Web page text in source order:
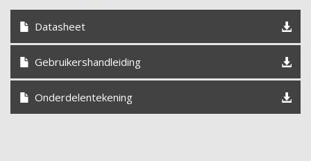
Datasheet
Gebruikershandleiding
Onderdelentekening